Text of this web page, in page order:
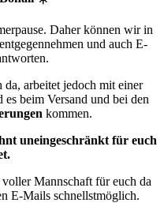
Daher können wir in
und auch E-
arbeitet jedoch mit einer
beim Versand und bei den
kommen.
uneingeschränkt für euch
Mannschaft für euch da
E-Mails schnellstmöglich.